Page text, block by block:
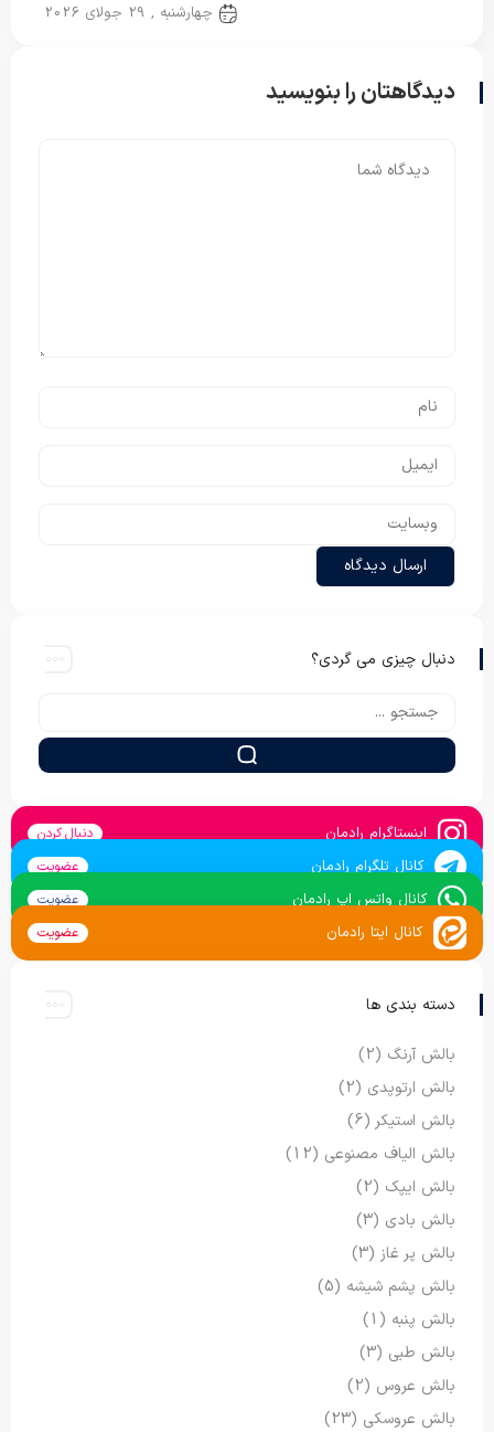
چهارشنبه , 29 جولای 2026
دیدگاهتان را بنویسید
دنبال چیزی می گردی؟
اینستاگرام رادمان دنبال کردن
کانال تلگرام رادمان عضویت
کانال واتس اپ رادمان عضویت
کانال ایتا رادمان عضویت
دسته بندی ها
بالش آرنگ (2)
بالش ارتوپدی (2)
بالش استیکر (6)
بالش الیاف مصنوعی (12)
بالش ایپک (2)
بالش بادی (3)
بالش پر غاز (3)
بالش پشم شیشه (5)
بالش پنبه (1)
بالش طبی (3)
بالش عروس (2)
بالش عروسکی (23)